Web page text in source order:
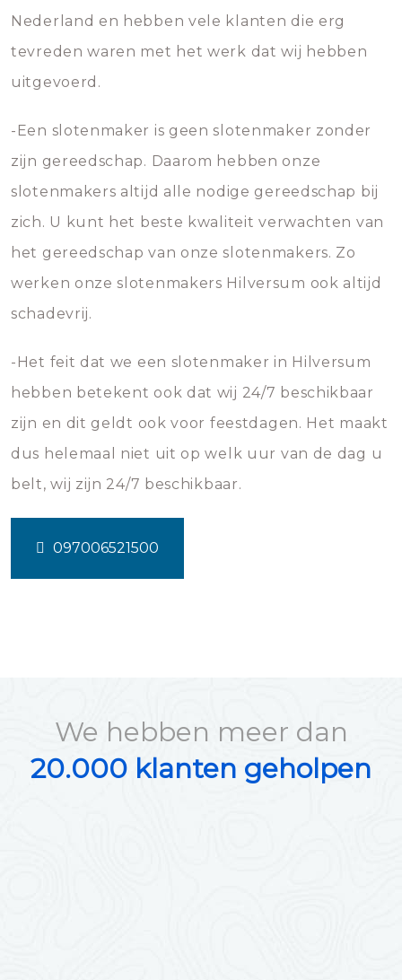
Nederland en hebben vele klanten die erg
tevreden waren met het werk dat wij hebben
uitgevoerd.
-Een slotenmaker is geen slotenmaker zonder
zijn gereedschap. Daarom hebben onze
slotenmakers altijd alle nodige gereedschap bij
zich. U kunt het beste kwaliteit verwachten van
het gereedschap van onze slotenmakers. Zo
werken onze slotenmakers Hilversum ook altijd
schadevrij.
-Het feit dat we een slotenmaker in Hilversum
hebben betekent ook dat wij 24/7 beschikbaar
zijn en dit geldt ook voor feestdagen. Het maakt
dus helemaal niet uit op welk uur van de dag u
belt, wij zijn 24/7 beschikbaar.
097006521500
We hebben meer dan
20.000 klanten geholpen